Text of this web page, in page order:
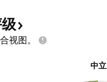
视图。
中立